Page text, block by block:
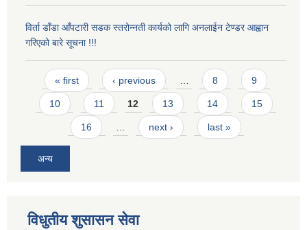
विर्ता डाँडा आँपटारी सडक स्तरोन्नती कार्यको लागि अनलाईन टेण्डर आह्वान
गरिएको बारे सूचना !!!
Pages
« first ‹ previous 8 9
10 11 12 13 14 15
16 next › last »
अन्य
विधुतीय शुसासन सेवा